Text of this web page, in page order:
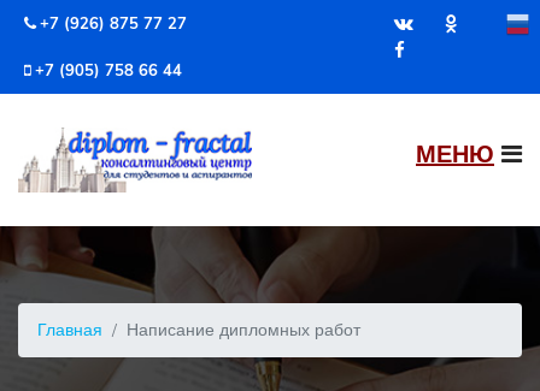
+7 (926) 875 77 27
+7 (905) 758 66 44
Главная Написание дипломных работ